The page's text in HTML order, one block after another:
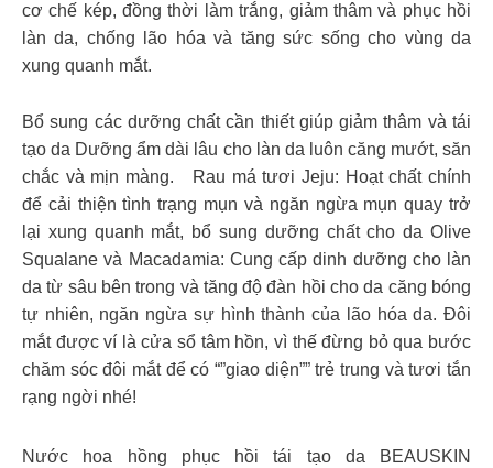
cơ chế kép, đồng thời làm trắng, giảm thâm và phục hồi
làn da, chống lão hóa và tăng sức sống cho vùng da
xung quanh mắt.
Bổ sung các dưỡng chất cần thiết giúp giảm thâm và tái
tạo da Dưỡng ẩm dài lâu cho làn da luôn căng mướt, săn
chắc và mịn màng. Rau má tươi Jeju: Hoạt chất chính
để cải thiện tình trạng mụn và ngăn ngừa mụn quay trở
lại xung quanh mắt, bổ sung dưỡng chất cho da Olive
Squalane và Macadamia: Cung cấp dinh dưỡng cho làn
da từ sâu bên trong và tăng độ đàn hồi cho da căng bóng
tự nhiên, ngăn ngừa sự hình thành của lão hóa da. Đôi
mắt được ví là cửa sổ tâm hồn, vì thế đừng bỏ qua bước
chăm sóc đôi mắt để có “”giao diện”” trẻ trung và tươi tắn
rạng ngời nhé!
Nước hoa hồng phục hồi tái tạo da BEAUSKIN